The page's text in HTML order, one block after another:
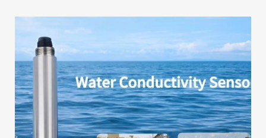
Echtzeit sammeln und bessere Entscheidungen
auf der Grundlage tatsächlicher Bedingungen
treffen. Unter den vielen Geräten, die in der
modernen Landwirtschaft eingesetzt werden